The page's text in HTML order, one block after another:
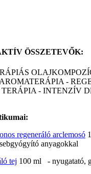
ÖSSZETEVŐK:
-
- INTENZÍV
regeneráló arclemosó
anyagokkal
tej 100 ml - nyugatató,